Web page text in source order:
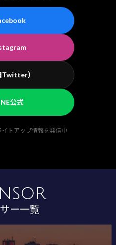
Twitter）
公式
トアップ情報を発信中
ー一覧